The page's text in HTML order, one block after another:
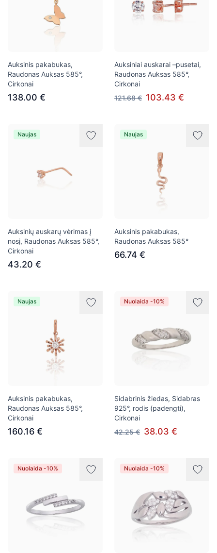
Auksinis pakabukas,
Raudonas Auksas 585°,
Cirkonai
138.00 €
Auksiniai auskarai –pusetai,
Raudonas Auksas 585°,
Cirkonai
121.68 € 103.43 €
Naujas
Auksinių auskarų vėrimas į
nosį, Raudonas Auksas 585°,
Cirkonai
43.20 €
Naujas
Auksinis pakabukas,
Raudonas Auksas 585°
66.74 €
Naujas
Auksinis pakabukas,
Raudonas Auksas 585°,
Cirkonai
160.16 €
Nuolaida -10%
Sidabrinis žiedas, Sidabras
925°, rodis (padengti),
Cirkonai
42.25 € 38.03 €
Nuolaida -10% Nuolaida -10%